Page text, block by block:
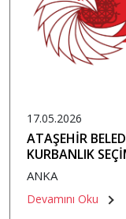
17.05.2026
ATAŞEHİR
KURBANLIK
GEREKENLERİ
ANKA
Devamını Oku